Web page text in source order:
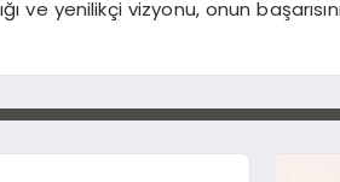
ve yenilikçi vizyonu, onun